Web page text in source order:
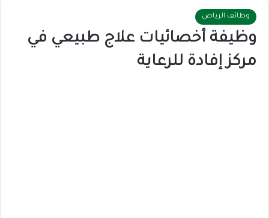
وظائف الرياض
وظيفة أخصائيات علاج طبيعي في
مركز إفادة للرعاية